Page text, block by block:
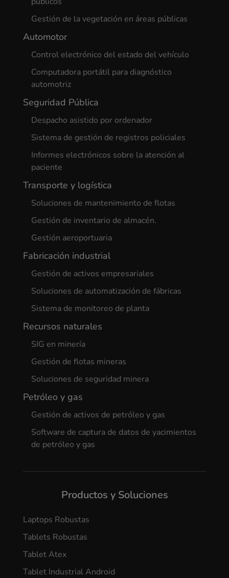
Gestión de la vegetación en áreas públicas
Automotor
Control electrónico del estado del vehículo
Computadora portátil para diagnóstico
automotriz
Seguridad Pública
Despacho asistido por ordenador
Sistema de gestión de registros policiales
Informes electrónicos sobre la atención al
paciente
Transporte y logística
Soluciones de mantenimiento de flotas
Gestión de inventario de almacén.
Gestión aeroportuaria
Fabricación industrial
Gestión de activos empresariales
Soluciones de automatización de fábricas
Sistema de monitoreo de planta
Recursos naturales
SIG en minería
Gestión de flotas mineras
Soluciones de seguridad minera
Petróleo y gas
Gestión de activos de petróleo y gas
Software de captura de datos de yacimientos
de petróleo y gas
Productos y Soluciones
Laptops Robustas
Tablets Robustas
Tablet Atex
Tablet Industrial Android